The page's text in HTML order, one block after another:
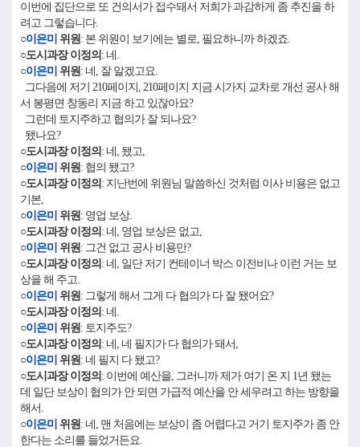
이번에 집단으로 또 건의서가 접수돼서 저희가 과감하게 좀 추진을 하
려고 그렇습니다.
○이은미 위원: 본 위원이 보기에는 별로, 필요하니까 하겠죠.
○도시과장 이정의 : 네.
○이은미 위원: 네, 잘 알겠고요.
그다음에 저기 210페이지, 210페이지 지금 시가지 교차로 개선 공사 해
서 봉평면 창동리 지금 하고 있잖아요?
그런데 토지주하고 협의가 잘 되나요?
됐나요?
○도시과장 이정의 : 네, 됐고,
○이은미 위원: 협의 됐고?
○도시과장 이정의 : 지난번에 위원님 말씀하신 것처럼 이사 비용은 없고
기본,
○이은미 위원: 영업 보상.
○도시과장 이정의 : 네, 영업 보상은 없고,
○이은미 위원: 그건 없고 공사 비용만?
○도시과장 이정의 : 네, 일단 저기 컨테이너 박스 이전비나 이런 거는 보
상을 해 주고.
○이은미 위원: 그렇게 해서 그게 다 협의가 다 잘 됐어요?
○도시과장 이정의 : 네.
○이은미 위원: 토지주도?
○도시과장 이정의 : 네, 네 필지가 다 협의가 돼서,
○이은미 위원: 네 필지 다 됐고?
○도시과장 이정의 : 이번에 예산을, 그러니까 제가 여기 온 지 1년 됐는
데 일단 보상이 협의가 안 되면 가급적 예산을 안 세우려고 하는 방향을
해서.
○이은미 위원: 네, 맨 처음에는 보상이 좀 어렵다고 거기 토지주가 좀 안
한다는 소리를 들었거든요.